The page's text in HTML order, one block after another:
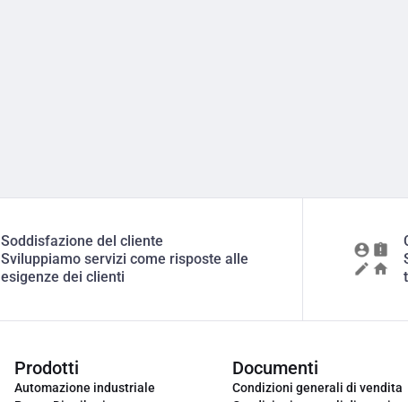
Soddisfazione del cliente
Sviluppiamo servizi come risposte alle
esigenze dei clienti
Prodotti
Automazione industriale
Documenti
Condizioni generali di vendita